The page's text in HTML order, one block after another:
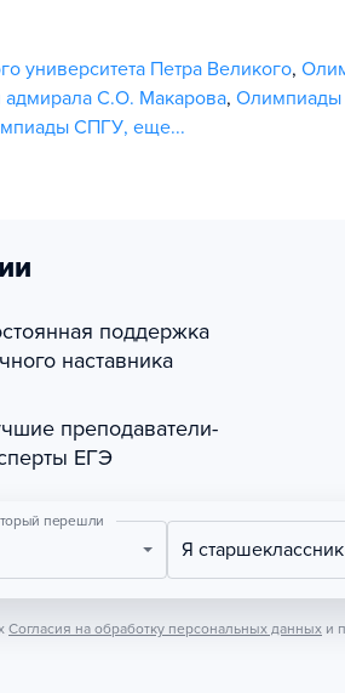
университета Петра Великого,
С.О. Макарова,
СПГУ, еще...
поддержка
наставника
преподаватели-
ЕГЭ
перешли
Я старшеклассник
Согласия на обработку персональных данных и